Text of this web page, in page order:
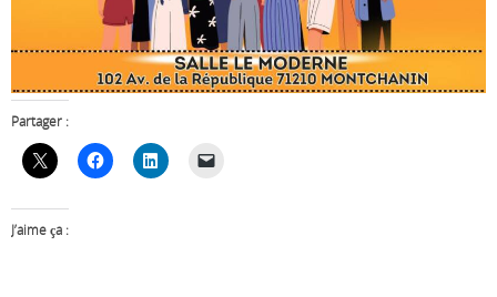
Partager :
J’aime ça :